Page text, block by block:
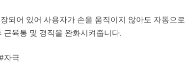
되어 있어 사용자가 손을 움직이지 않아도 자동으
근육통 및 경직을 완화시켜줍니다.
자극